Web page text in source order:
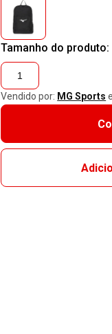
Tamanho do produto:
1
Vendido por: MG Sports